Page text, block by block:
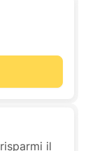
il